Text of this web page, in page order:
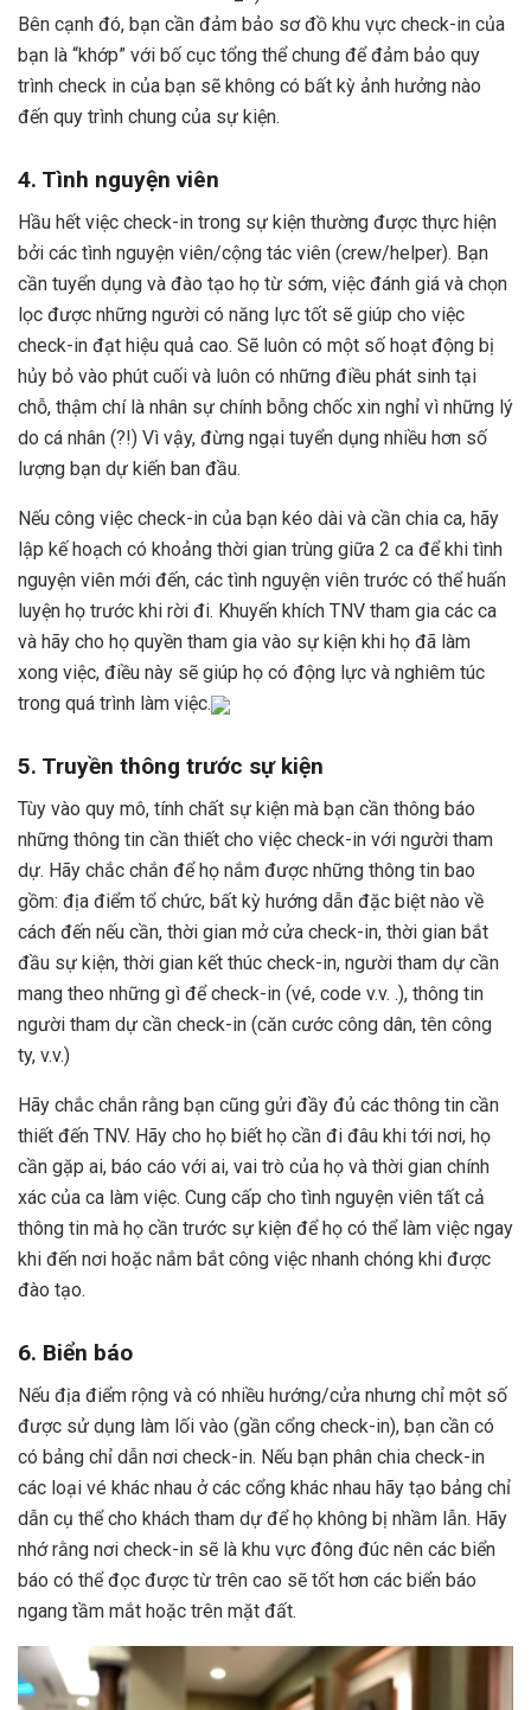
Bên cạnh đó, bạn cần đảm bảo sơ đồ khu vực check-in của
bạn là “khớp” với bố cục tổng thể chung để đảm bảo quy
trình check in của bạn sẽ không có bất kỳ ảnh hưởng nào
đến quy trình chung của sự kiện.
4. Tình nguyện viên
Hầu hết việc check-in trong sự kiện thường được thực hiện
bởi các tình nguyện viên/cộng tác viên (crew/helper). Bạn
cần tuyển dụng và đào tạo họ từ sớm, việc đánh giá và chọn
lọc được những người có năng lực tốt sẽ giúp cho việc
check-in đạt hiệu quả cao. Sẽ luôn có một số hoạt động bị
hủy bỏ vào phút cuối và luôn có những điều phát sinh tại
chỗ, thậm chí là nhân sự chính bỗng chốc xin nghỉ vì những lý
do cá nhân (?!) Vì vậy, đừng ngại tuyển dụng nhiều hơn số
lượng bạn dự kiến ban đầu.
Nếu công việc check-in của bạn kéo dài và cần chia ca, hãy
lập kế hoạch có khoảng thời gian trùng giữa 2 ca để khi tình
nguyện viên mới đến, các tình nguyện viên trước có thể huấn
luyện họ trước khi rời đi. Khuyến khích TNV tham gia các ca
và hãy cho họ quyền tham gia vào sự kiện khi họ đã làm
xong việc, điều này sẽ giúp họ có động lực và nghiêm túc
trong quá trình làm việc.
5. Truyền thông trước sự kiện
Tùy vào quy mô, tính chất sự kiện mà bạn cần thông báo
những thông tin cần thiết cho việc check-in với người tham
dự. Hãy chắc chắn để họ nắm được những thông tin bao
gồm: địa điểm tổ chức, bất kỳ hướng dẫn đặc biệt nào về
cách đến nếu cần, thời gian mở cửa check-in, thời gian bắt
đầu sự kiện, thời gian kết thúc check-in, người tham dự cần
mang theo những gì để check-in (vé, code v.v. .), thông tin
người tham dự cần check-in (căn cước công dân, tên công
ty, v.v.)
Hãy chắc chắn rằng bạn cũng gửi đầy đủ các thông tin cần
thiết đến TNV. Hãy cho họ biết họ cần đi đâu khi tới nơi, họ
cần gặp ai, báo cáo với ai, vai trò của họ và thời gian chính
xác của ca làm việc. Cung cấp cho tình nguyện viên tất cả
thông tin mà họ cần trước sự kiện để họ có thể làm việc ngay
khi đến nơi hoặc nắm bắt công việc nhanh chóng khi được
đào tạo.
6. Biển báo
Nếu địa điểm rộng và có nhiều hướng/cửa nhưng chỉ một số
được sử dụng làm lối vào (gần cổng check-in), bạn cần có
có bảng chỉ dẫn nơi check-in. Nếu bạn phân chia check-in
các loại vé khác nhau ở các cổng khác nhau hãy tạo bảng chỉ
dẫn cụ thể cho khách tham dự để họ không bị nhầm lẫn. Hãy
nhớ rằng nơi check-in sẽ là khu vực đông đúc nên các biển
báo có thể đọc được từ trên cao sẽ tốt hơn các biển báo
ngang tầm mắt hoặc trên mặt đất.